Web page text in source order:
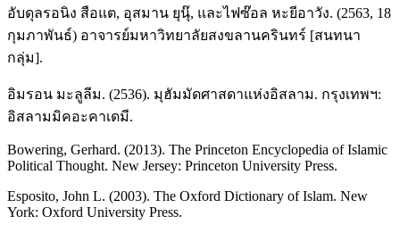
อับดุลรอนิง สือแต, อุสมาน ยุนุ๊, และไฟซ๊อล หะยีอาวัง. (2563, 18
กุมภาพันธ์) อาจารย์มหาวิทยาลัยสงขลานครินทร์ [สนทนา
กลุ่ม].
อิมรอน มะลูลีม. (2536). มุฮัมมัดศาสดาแห่งอิสลาม. กรุงเทพฯ:
อิสลามมิคอะคาเดมี.
Bowering, Gerhard. (2013). The Princeton Encyclopedia of Islamic
Political Thought. New Jersey: Princeton University Press.
Esposito, John L. (2003). The Oxford Dictionary of Islam. New
York: Oxford University Press.